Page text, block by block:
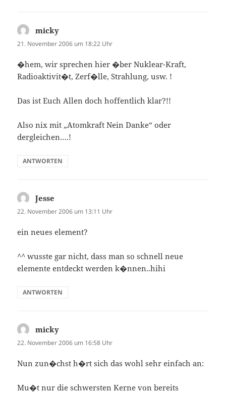
micky
21. November 2006 um 18:22 Uhr
�hem, wir sprechen hier �ber Nuklear-Kraft,
Radioaktivit�t, Zerf�lle, Strahlung, usw. !
Das ist Euch Allen doch hoffentlich klar?!!
Also nix mit „Atomkraft Nein Danke“ oder
dergleichen….!
ANTWORTEN
Jesse
22. November 2006 um 13:11 Uhr
ein neues element?
^^ wusste gar nicht, dass man so schnell neue
elemente entdeckt werden k�nnen..hihi
ANTWORTEN
micky
22. November 2006 um 16:58 Uhr
Nun zun�chst h�rt sich das wohl sehr einfach an:
Mu�t nur die schwersten Kerne von bereits